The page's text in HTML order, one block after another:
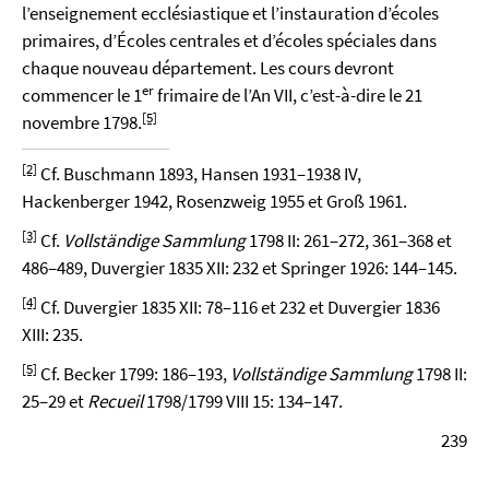
l’enseignement ecclésiastique et l’instauration d’écoles
primaires, d’Écoles centrales et d’écoles spéciales dans
chaque nouveau département. Les cours devront
commencer le 1erfrimaire de l’An VII, c’est-à-dire le 21
novembre 1798.[5]
[2] Cf. Buschmann 1893, Hansen 1931–1938 IV,
Hackenberger 1942, Rosenzweig 1955 et Groß 1961.
[3] Cf. Vollständige Sammlung1798 II: 261–272, 361–368 et
486–489, Duvergier 1835 XII: 232 et Springer 1926: 144–145.
[4] Cf. Duvergier 1835 XII: 78–116 et 232 et Duvergier 1836
XIII: 235.
[5] Cf. Becker 1799: 186–193, Vollständige Sammlung1798 II:
25–29 etRecueil1798/1799 VIII 15: 134–147.
239